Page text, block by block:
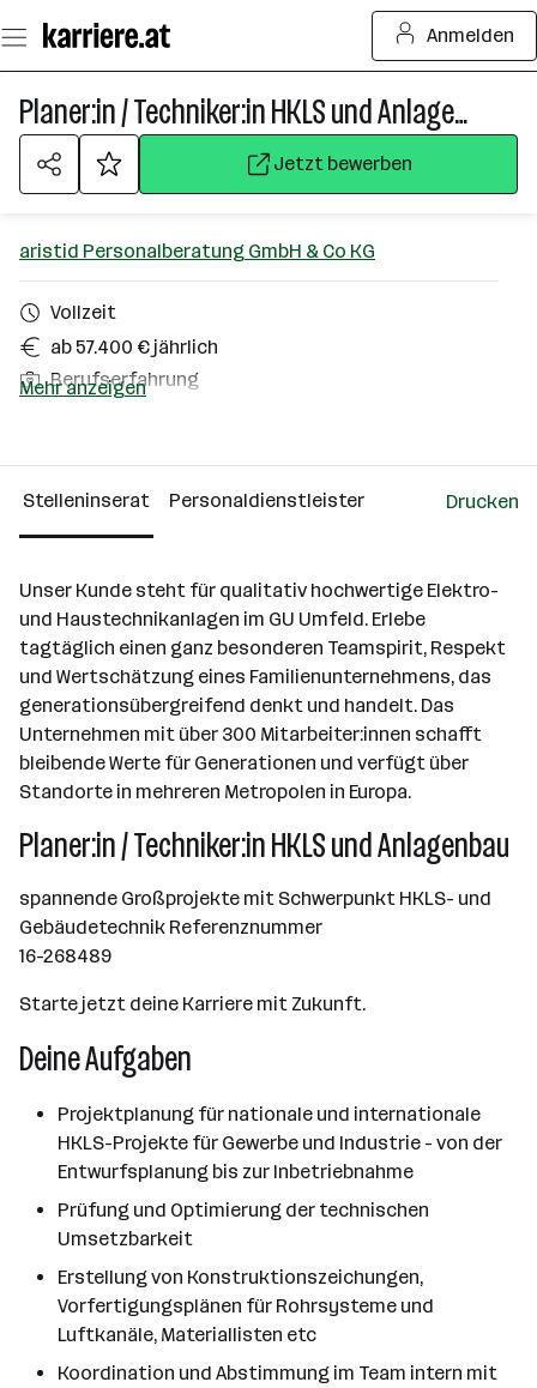
Seiteninhalt
springen
Anmelden
Planer:in / Techniker:in HKLS und Anlagenbau - spannende Großprojekte mit Schwerpunkt HKLS- und Gebäudetechnik
Jetzt bewerben
aristid Personalberatung GmbH & Co KG
Vollzeit
ab 57.400 € jährlich
Berufserfahrung
Über das Unternehmen
Wien
Mehr anzeigen
Stelleninserat Personaldienstleister Drucken
Unser Kunde steht für qualitativ hochwertige Elektro-
und Haustechnikanlagen im GU Umfeld. Erlebe
tagtäglich einen ganz besonderen Teamspirit, Respekt
und Wertschätzung eines Familienunternehmens, das
generationsübergreifend denkt und handelt. Das
Unternehmen mit über 300 Mitarbeiter:innen schafft
bleibende Werte für Generationen und verfügt über
Standorte in mehreren Metropolen in Europa.
Planer:in / Techniker:in HKLS und Anlagenbau
spannende Großprojekte mit Schwerpunkt HKLS- und
Gebäudetechnik Referenznummer
16-268489
Starte jetzt deine Karriere mit Zukunft.
Deine Aufgaben
Projektplanung für nationale und internationale
HKLS-Projekte für Gewerbe und Industrie - von der
Entwurfsplanung bis zur Inbetriebnahme
Prüfung und Optimierung der technischen
Umsetzbarkeit
Erstellung von Konstruktionszeichungen,
Vorfertigungsplänen für Rohrsysteme und
Luftkanäle, Materiallisten etc
Koordination und Abstimmung im Team intern mit